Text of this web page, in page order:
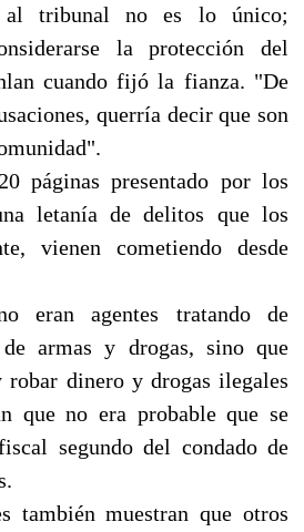
al tribunal no es lo único;
la protección del
cuando fijó la fianza. "De
querría decir que son
páginas presentado por los
letanía de delitos que los
vienen cometiendo desde
eran agentes tratando de
armas y drogas, sino que
robar dinero y drogas ilegales
que no era probable que se
segundo del condado de
también muestran que otros